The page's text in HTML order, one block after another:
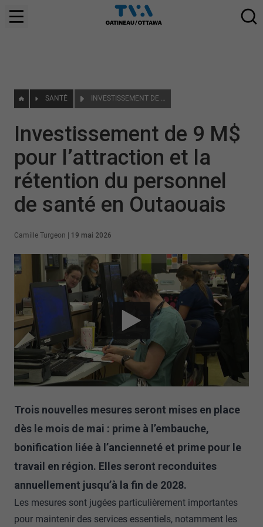
SANTÉ INVESTISSEMENT DE 9 M$ POUR L’ATTRACTION ET LA RÉTENTION DU PERSONNEL DE SANTÉ EN OUTAOUAIS
Investissement de 9 M$
pour l’attraction et la
rétention du personnel
de santé en Outaouais
Camille Turgeon 19 mai 2026
Trois nouvelles mesures seront mises en place
dès le mois de mai : prime à l’embauche,
bonification liée à l’ancienneté et prime pour le
travail en région. Elles seront reconduites
annuellement jusqu’à la fin de 2028.
Les mesures sont jugées particulièrement importantes
pour maintenir des services essentiels, notamment les